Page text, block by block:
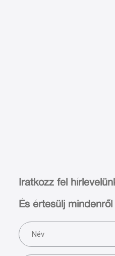
Iratkozz fel
És értesülj mindenről